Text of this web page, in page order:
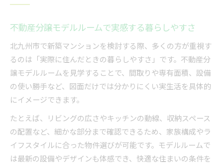
家族の安心を支える不動産分譲の見極め方
不動産分譲で比べる間取りと生活利便性
福岡県北九州市で理想の住まいを探すコツ
不動産分譲で失敗しない住まい探しの流れ
不動産分譲モデルルーム活用のポイント
住み替えに役立つ不動産分譲のチェック事項
実際の間取りチェックが購入判断の決め手に
不動産分譲モデルルームで実感する暮らしやすさ
北九州市で新築マンションを検討する際、多くの方が重視す
るのは「実際に住んだときの暮らしやすさ」です。不動産分
譲モデルルームを見学することで、間取りや専有面積、設備
の使い勝手など、図面だけでは分かりにくい実生活を具体的
にイメージできます。
たとえば、リビングの広さやキッチンの動線、収納スペース
の配置など、細かな部分まで確認できるため、家族構成やラ
イフスタイルに合った物件選びが可能です。モデルルームで
は最新の設備やデザインも体感でき、快適な住まいの条件を